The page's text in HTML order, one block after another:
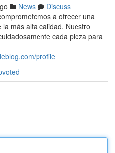
News
Discuss
a ofrecer una
más alta calidad. Nuestro
cada pieza para
profile